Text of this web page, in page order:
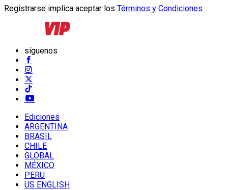
Registrarse implica aceptar los Términos y Condiciones
síguenos
Ediciones
ARGENTINA
BRASIL
CHILE
GLOBAL
MÉXICO
PERU
US ENGLISH